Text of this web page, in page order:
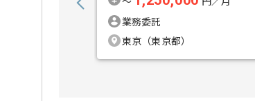
業務委託
東京（東京都）